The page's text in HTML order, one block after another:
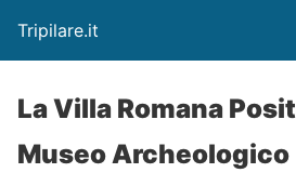
Tripilare.it
La Villa Romana
Museo Archeologico